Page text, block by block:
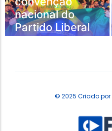
nacional do
Partido Liberal
© 2025 Criado por